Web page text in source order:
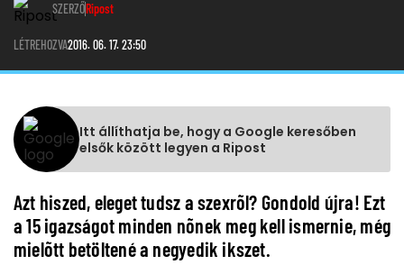
SZERZŐRipost
LÉTREHOZVA2016. 06. 17. 23:50
Itt állíthatja be, hogy a Google keresőben
elsők között legyen a Ripost
Azt hiszed, eleget tudsz a szexrõl? Gondold újra! Ezt
a 15 igazságot minden nõnek meg kell ismernie, még
mielõtt betöltené a negyedik ikszet.